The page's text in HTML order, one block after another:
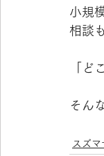
小規
相談
「ど
そん
スズ